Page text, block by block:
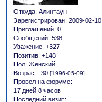
Откуда: Алинтаун
Зарегистрирован: 2009-02-10
Приглашений: 0
Сообщений: 538
Уважение: +327
Позитив: +148
Пол: Женский
Возраст: 30 [1996-05-09]
Провел на форуме:
17 дней 8 часов
Последний визит: